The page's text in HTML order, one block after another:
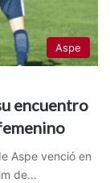
Aspe
encuentro
Aspe venció en
de…